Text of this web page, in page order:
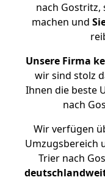
nach Gostritz,
machen und
Unsere Firma
wir sind stolz
Ihnen die beste
nach
Wir verfügen
Umzugsbereich
Trier nach